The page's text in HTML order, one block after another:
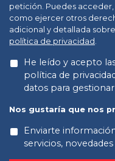
petición. Puedes
como ejercer otros
adicional y detallada
política de privacidad .
He leído y acepto
política de
datos para
Nos gustaría que nos
Enviarte
servicios, novedades